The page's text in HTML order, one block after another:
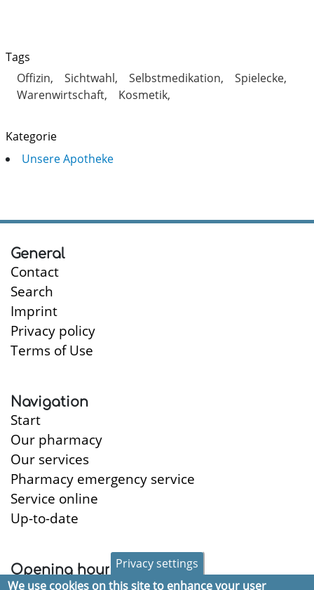
Tags
Offizin
Sichtwahl Selbstmedikation
Spielecke
Warenwirtschaft
Kosmetik
Kategorie
Unsere Apotheke
General
Contact
Search
Imprint
Privacy policy
Terms of Use
Navigation
Start
Our pharmacy
Our services
Pharmacy emergency service
Service online
Up-to-date
Opening hoursPrivacy settings
We use cookies on this site to enhance your user